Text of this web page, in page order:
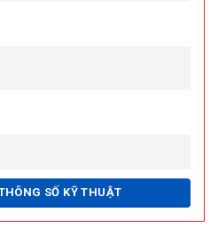
SỐ KỸ THUẬT